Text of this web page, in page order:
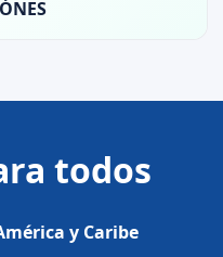
todos
y Caribe